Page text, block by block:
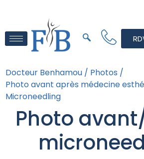
Docteur Benhamou / Photos /
Photo avant après médecine
Microneedling
Photo